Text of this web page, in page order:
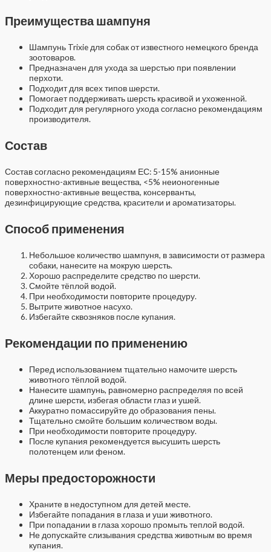
Преимущества шампуня
Шампунь Trixie для собак от известного немецкого бренда
зоотоваров.
Предназначен для ухода за шерстью при появлении
перхоти.
Подходит для всех типов шерсти.
Помогает поддерживать шерсть красивой и ухоженной.
Подходит для регулярного ухода согласно рекомендациям
производителя.
Состав
Состав согласно рекомендациям ЕС: 5-15% анионные
поверхностно-активные вещества, <5% неионогенные
поверхностно-активные вещества, консерванты,
дезинфицирующие средства, красители и ароматизаторы.
Способ применения
Небольшое количество шампуня, в зависимости от размера
собаки, нанесите на мокрую шерсть.
Хорошо распределите средство по шерсти.
Смойте тёплой водой.
При необходимости повторите процедуру.
Вытрите животное насухо.
Избегайте сквозняков после купания.
Рекомендации по применению
Перед использованием тщательно намочите шерсть
животного тёплой водой.
Нанесите шампунь, равномерно распределяя по всей
длине шерсти, избегая области глаз и ушей.
Аккуратно помассируйте до образования пены.
Тщательно смойте большим количеством воды.
При необходимости повторите процедуру.
После купания рекомендуется высушить шерсть
полотенцем или феном.
Меры предосторожности
Храните в недоступном для детей месте.
Избегайте попадания в глаза и уши животного.
При попадании в глаза хорошо промыть теплой водой.
Не допускайте слизывания средства животным во время
купания.